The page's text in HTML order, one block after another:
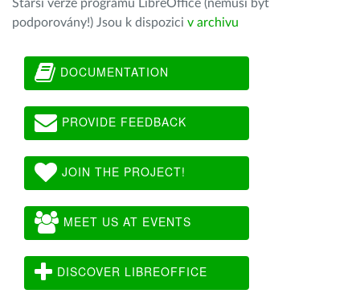
Starší verze programu LibreOffice (nemusí být
podporovány!) Jsou k dispozici v archivu
DOCUMENTATION
PROVIDE FEEDBACK
JOIN THE PROJECT!
MEET US AT EVENTS
DISCOVER LIBREOFFICE